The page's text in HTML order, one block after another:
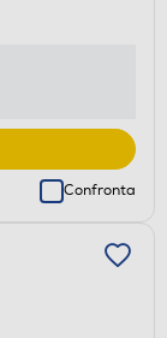
Confronta